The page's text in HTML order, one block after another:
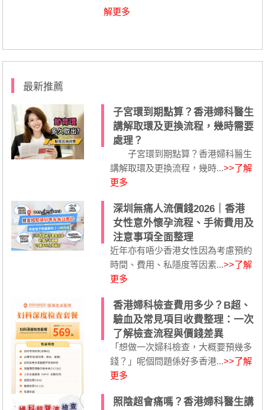
解更多
最新推薦
子宮環到期點算？香港婦科醫生
講解取環及更換流程，幾時需要
處理？
子宮環到期點算？香港婦科醫生
講解取環及更換流程，幾時...>>了解
更多
深圳無痛人流價錢2026｜香港
女性意外懷孕流程、手術費用及
注意事項全面整理
近年亦有唔少香港女性因為考慮預約
時間、費用、私隱度等因素...>>了解
更多
香港婦科檢查費用多少？B超、
驗血及常見項目收費整理：一次
了解檢查流程與價錢差異
「想做一次婦科檢查，大概要預幾多
錢？」呢個問題係好多香港...>>了解
更多
照陰超會痛嗎？香港婦科醫生講